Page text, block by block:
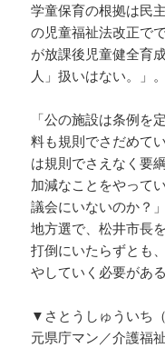
学童保育の根拠は民
の児童福祉法改正で
が放課後児童健全育
人」扱いはない。」。
「公の施設は条例を
料も規則でさだめて
は規則でさえなく要
加減なことをやって
議会にいないのか？
地方選で、松井市長
打倒にいたらずとも
やしていく必要があ
▼さとうしゅういち（
元県庁マン／介護福